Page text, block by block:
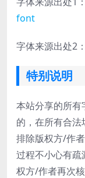
font
字体来源出处2：
特别说明
本站分享的所有
的，在所有合
排除版权方/作
过程不小心有疏
权方/作者再次